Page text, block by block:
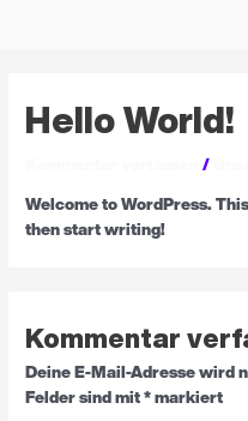
Hello World!
/
Welcome to WordPress.
then start writing!
Kommentar
Deine E-Mail-Adresse wird
Felder sind mit*markiert